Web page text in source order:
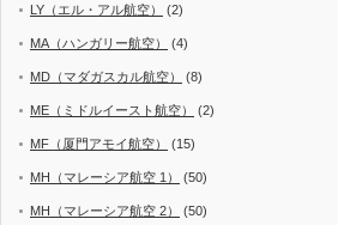
LY（エル・アル航空） (2)
MA（ハンガリー航空） (4)
MD（マダガスカル航空） (8)
ME（ミドルイースト航空） (2)
MF（厦門アモイ航空） (15)
MH（マレーシア航空 1） (50)
MH（マレーシア航空 2） (50)